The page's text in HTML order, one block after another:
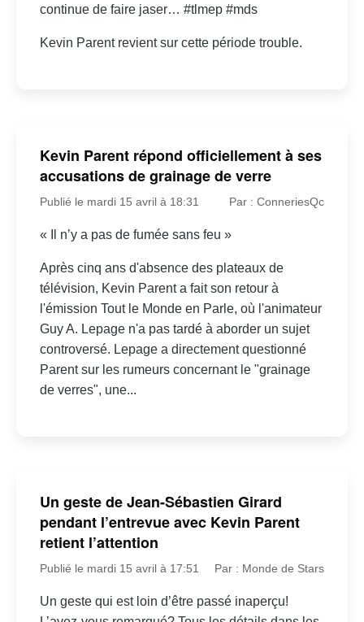
continue de faire jaser… #tlmep #mds
Kevin Parent revient sur cette période trouble.
Kevin Parent répond officiellement à ses
accusations de grainage de verre
Publié le mardi 15 avril à 18:31 Par : ConneriesQc
« Il n’y a pas de fumée sans feu »
Après cinq ans d'absence des plateaux de
télévision, Kevin Parent a fait son retour à
l'émission Tout le Monde en Parle, où l'animateur
Guy A. Lepage n'a pas tardé à aborder un sujet
controversé. Lepage a directement questionné
Parent sur les rumeurs concernant le "grainage
de verres", une...
Un geste de Jean-Sébastien Girard
pendant l’entrevue avec Kevin Parent
retient l’attention
Publié le mardi 15 avril à 17:51 Par : Monde de Stars
Un geste qui est loin d’être passé inaperçu!